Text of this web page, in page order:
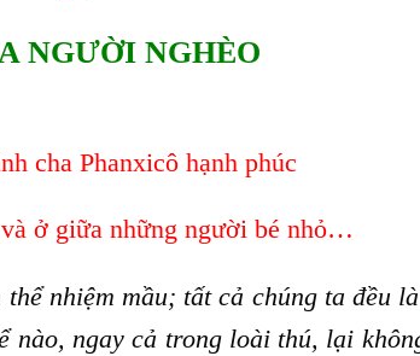
NGƯỜI NGHÈO
cha Phanxicô hạnh phúc
ở giữa những người bé nhỏ…
nhiệm mầu; tất cả chúng ta đều
nào, ngay cả trong loài thú, lại